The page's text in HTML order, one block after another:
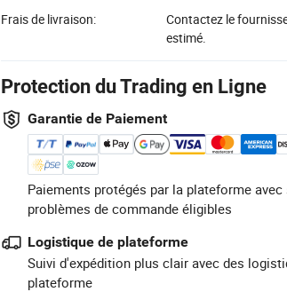
Frais de livraison:
Contactez le
estimé.
Protection du Trading en Ligne
Garantie de Paiement
Paiements protégés par la plateforme
problèmes de commande éligibles
Logistique de plateforme
Suivi d'expédition plus clair avec des
plateforme